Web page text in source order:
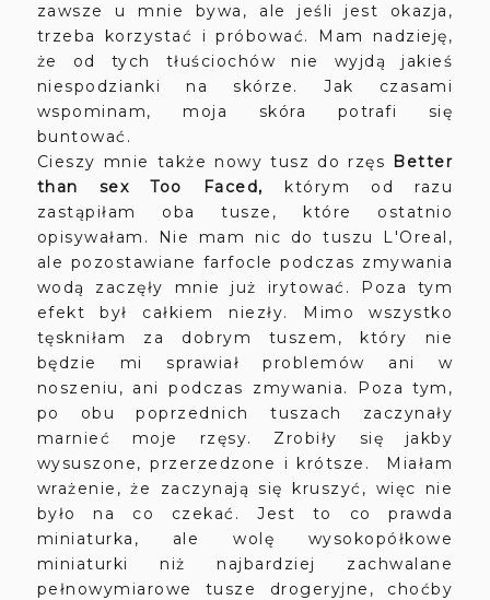
zawsze u mnie bywa, ale jeśli jest okazja,
trzeba korzystać i próbować. Mam nadzieję,
że od tych tłuściochów nie wyjdą jakieś
niespodzianki na skórze. Jak czasami
wspominam, moja skóra potrafi się
buntować.
Cieszy mnie także nowy tusz do rzęs Better
than sex Too Faced,
którym od razu
zastąpiłam oba tusze, które ostatnio
opisywałam. Nie mam nic do tuszu L'Oreal,
ale pozostawiane farfocle podczas zmywania
wodą zaczęły mnie już irytować. Poza tym
efekt był całkiem niezły. Mimo wszystko
tęskniłam za dobrym tuszem, który nie
będzie mi sprawiał problemów ani w
noszeniu, ani podczas zmywania. Poza tym,
po obu poprzednich tuszach zaczynały
marnieć moje rzęsy. Zrobiły się jakby
wysuszone, przerzedzone i krótsze. Miałam
wrażenie, że zaczynają się kruszyć, więc nie
było na co czekać. Jest to co prawda
miniaturka, ale wolę wysokopółkowe
miniaturki niż najbardziej zachwalane
pełnowymiarowe tusze drogeryjne, choćby